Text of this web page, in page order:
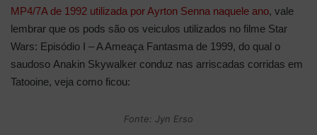
MP4/7A de 1992 utilizada por Ayrton Senna naquele ano, vale
lembrar que os pods são os veiculos utilizados no filme Star
Wars: Episódio I – A Ameaça Fantasma de 1999, do qual o
saudoso Anakin Skywalker conduz nas arriscadas corridas em
Tatooine, veja como ficou:
Fonte: Jyn Erso